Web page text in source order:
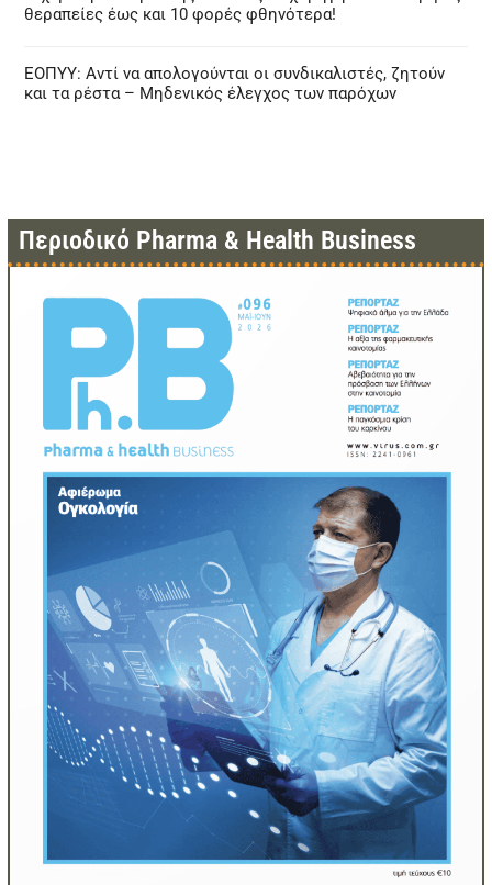
θεραπείες έως και 10 φορές φθηνότερα!
ΕΟΠΥΥ: Αντί να απολογούνται οι συνδικαλιστές, ζητούν
και τα ρέστα – Μηδενικός έλεγχος των παρόχων
Περιοδικό Pharma & Health Business